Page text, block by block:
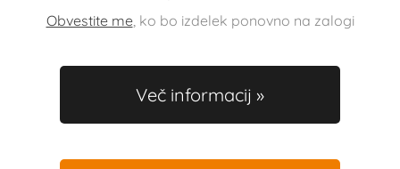
Obvestite me, ko bo izdelek ponovno na zalogi
Več informacij